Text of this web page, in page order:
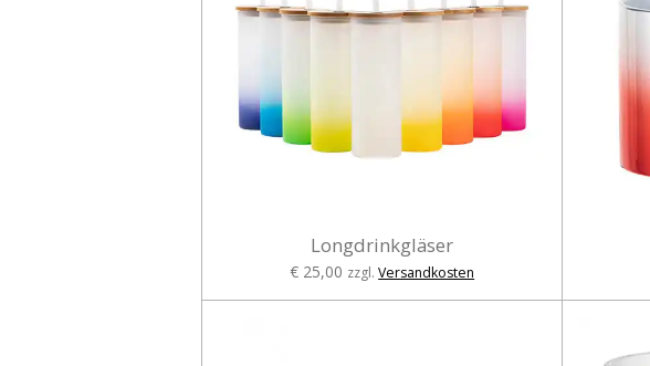
Longdrinkgläser
€ 25,00 zzgl.Versandkosten